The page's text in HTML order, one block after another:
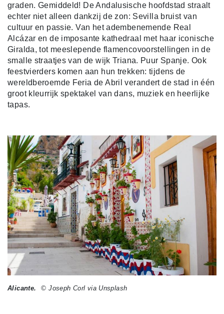
graden. Gemiddeld! De Andalusische hoofdstad straalt
echter niet alleen dankzij de zon: Sevilla bruist van
cultuur en passie. Van het adembenemende Real
Alcázar en de imposante kathedraal met haar iconische
Giralda, tot meeslepende flamencovoorstellingen in de
smalle straatjes van de wijk Triana. Puur Spanje. Ook
feestvierders komen aan hun trekken: tijdens de
wereldberoemde Feria de Abril verandert de stad in één
groot kleurrijk spektakel van dans, muziek en heerlijke
tapas.
Alicante. © Joseph Corl via Unsplash